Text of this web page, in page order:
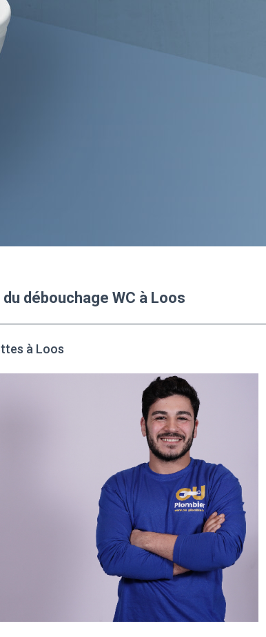
débouchage WC à Loos
à Loos